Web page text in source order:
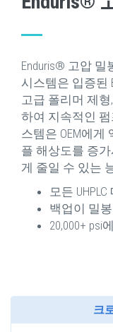
Enduris® 고압 밀
시스템은 입증된
고급 폴리머 제
하여 지속적인
스템은 OEM에
플 해상도를 증
게 줄일 수 있는
모든
백업이 밀
20,000+ psi
크